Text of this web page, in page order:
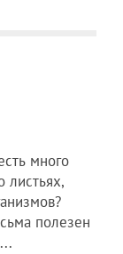
много
листьях,
полезен